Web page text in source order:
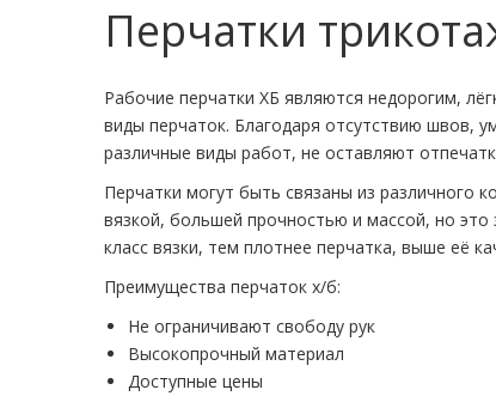
Перчатки
Рабочие перчатки ХБ являются недорогим,
виды перчаток. Благодаря отсутствию швов,
различные виды работ, не оставляют
Перчатки могут быть связаны из различного
вязкой, большей прочностью и массой, но
класс вязки, тем плотнее перчатка, выше её
Преимущества перчаток х/б:
Не ограничивают свободу рук
Высокопрочный материал
Доступные цены